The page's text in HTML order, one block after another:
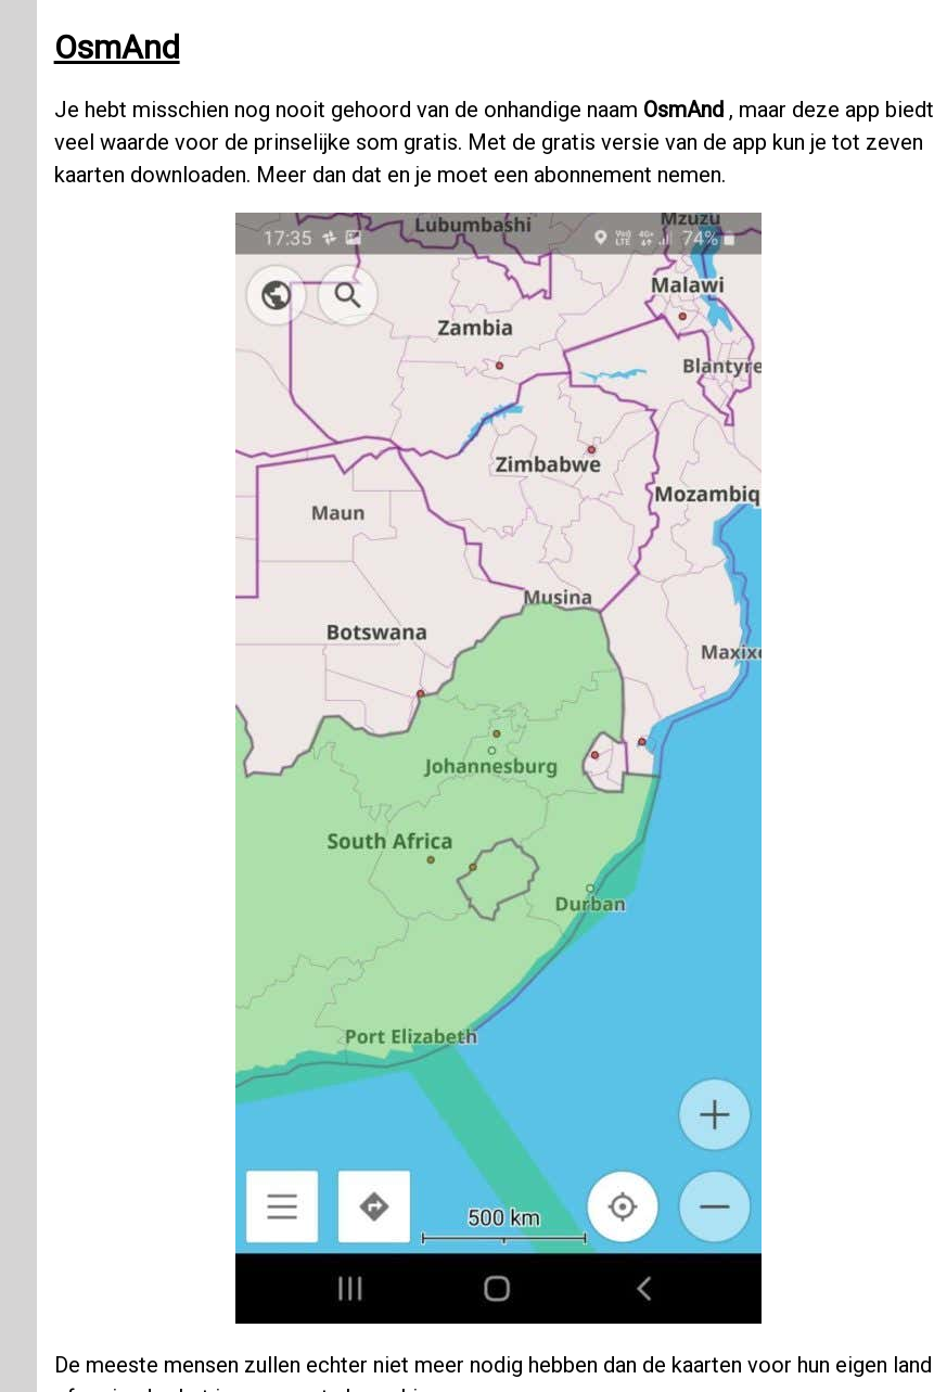
OsmAnd
Je hebt misschien nog nooit gehoord van de onhandige naam OsmAnd, maar deze app biedt
veel waarde voor de prinselijke som gratis. Met de gratis versie van de app kun je tot zeven
kaarten downloaden. Meer dan dat en je moet een abonnement nemen.
De meeste mensen zullen echter niet meer nodig hebben dan de kaarten voor hun eigen land